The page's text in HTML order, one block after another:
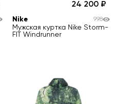
24 200
Nike
Мужская куртка Nike Storm-
FIT Windrunner
998